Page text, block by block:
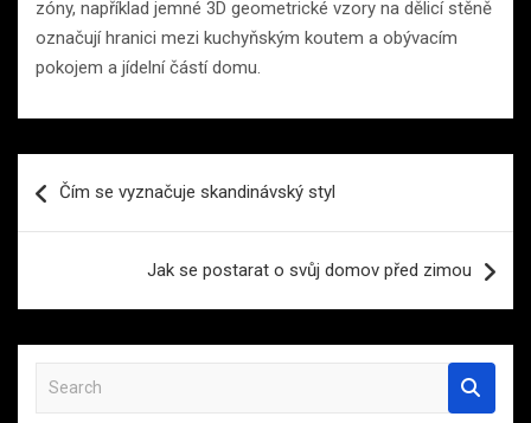
zóny, například jemné 3D geometrické vzory na dělicí stěně
označují hranici mezi kuchyňským koutem a obývacím
pokojem a jídelní částí domu.
proČím se vyznačuje skandinávský styl
Jak se postarat o svůj domov před zimou